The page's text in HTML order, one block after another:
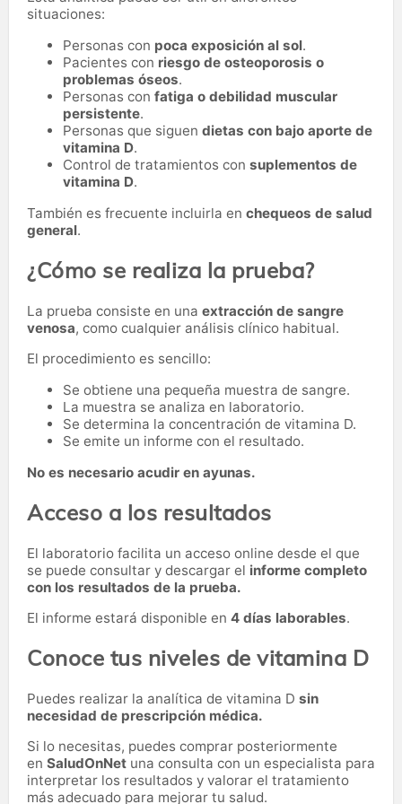
situaciones:
Personas con poca exposición al sol.
Pacientes con riesgo de osteoporosis o
problemas óseos.
Personas con fatiga o debilidad muscular
persistente.
Personas que siguen dietas con bajo aporte de
vitamina D.
Control de tratamientos con suplementos de
vitamina D.
También es frecuente incluirla en chequeos de salud
general.
¿Cómo se realiza la prueba?
La prueba consiste en una extracción de sangre
venosa, como cualquier análisis clínico habitual.
El procedimiento es sencillo:
Se obtiene una pequeña muestra de sangre.
La muestra se analiza en laboratorio.
Se determina la concentración de vitamina D.
Se emite un informe con el resultado.
No es necesario acudir en ayunas.
Acceso a los resultados
El laboratorio facilita un acceso online desde el que
se puede consultar y descargar el informe completo
con los resultados de la prueba.
El informe estará disponible en 4 días laborables.
Conoce tus niveles de vitamina D
Puedes realizar la analítica de vitamina D sin
necesidad de prescripción médica.
Si lo necesitas, puedes comprar posteriormente
en SaludOnNet una consulta con un especialista para
interpretar los resultados y valorar el tratamiento
más adecuado para mejorar tu salud.